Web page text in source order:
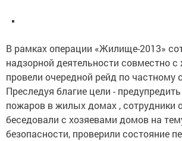
В рамках операции «Жилище-2013»
надзорной деятельности совместно
провели очередной рейд по частному
Преследуя благие цели -
пожаров в жилых домах , сотрудники
беседовали с хозяевами домов на
безопасности, проверили состояние